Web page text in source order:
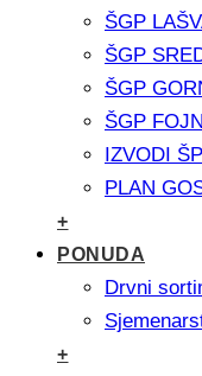
ŠGP
ŠGP
ŠGP
ŠGP
IZVODI
PLAN
+
PONUDA
Drvni
+